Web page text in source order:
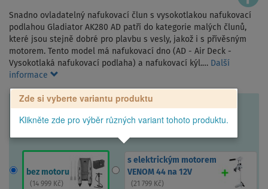
Snadno ovladatelný nafukovací člun s vysokotlakou nafukovací
podlahou Gladiator AK280 AD patří do kategorie malých člunů,
které jsou stejně dobré pro plavbu s vesly, jakož i s přívěsným
motorem. Tento model má nafukovací dno (AD - Air Deck -
Vysokotlaká nafukovací podlaha) a nafukovací kýl.… Další
informace
Zde si vyberte variantu produktu
Klikněte zde pro výběr různých variant tohoto produktu.
bez motoru
( 14 999 Kč)
s elektrickým motorem
VENOM 44 na 12V
(21 799 Kč)